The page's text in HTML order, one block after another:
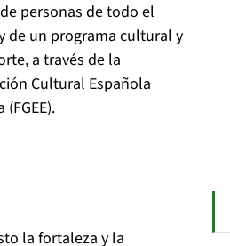
personas de todo el
de un programa cultural y
a través de la
Cultural Española
la fortaleza y la